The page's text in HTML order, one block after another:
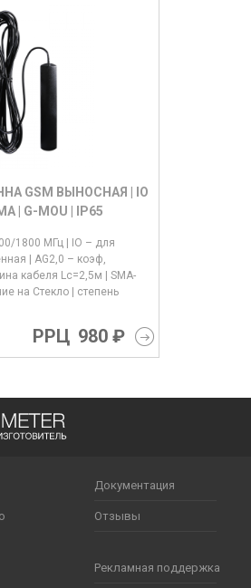
GSM ВЫНОСНАЯ | IO
| G-MOU | IP65
РРЦ 980 ₽
1800 МГц | IO – для
| AG2,0 – коэф,
кабеля Lс=2,5м | SMA-
на Стекло | степень
Документация
Отзывы
Рекламная поддержка